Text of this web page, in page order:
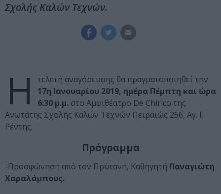
Σχολής Καλών Τεχνών.
Η
τελετή αναγόρευσης θα πραγματοποιηθεί την
17η Ιανουαρίου 2019, ημέρα Πέμπτη και ώρα
6:30 μ.μ. στο Αμφιθέατρο De Chirico της
Ανωτάτης Σχολής Καλών Τεχνών Πειραιώς 256, Αγ. Ι.
Ρέντης.
Πρόγραμμα
-Προσφώνηση από τον Πρύτανη, Καθηγητή Παναγιώτη
Χαραλάμπους.